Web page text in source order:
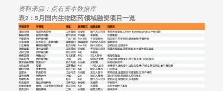
资料来源：点石资本数据库
表2： 5月国内生物医药领域融资项目一览